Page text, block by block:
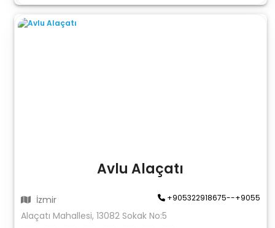
Avlu Alaçatı
İzmir +905322918675--+9055
Alaçatı Mahallesi, 13082 Sokak No:5